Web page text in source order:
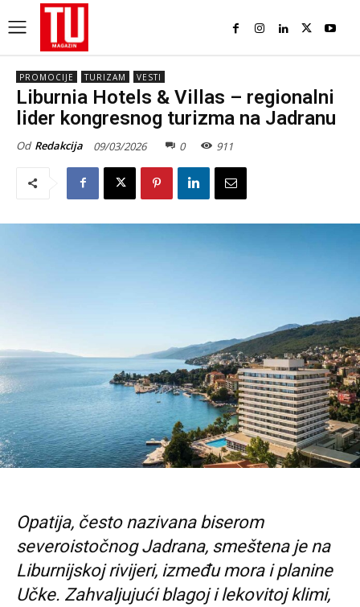
PROMOCIJE TURIZAM VESTI
Liburnia Hotels & Villas – regionalni
lider kongresnog turizma na Jadranu
Od Redakcija 09/03/2026 0 911
Opatija, često nazivana biserom
severoistočnog Jadrana, smeštena je na
Liburnijskoj rivijeri, između mora i planine
Učke. Zahvaljujući blagoj i lekovitoj klimi,